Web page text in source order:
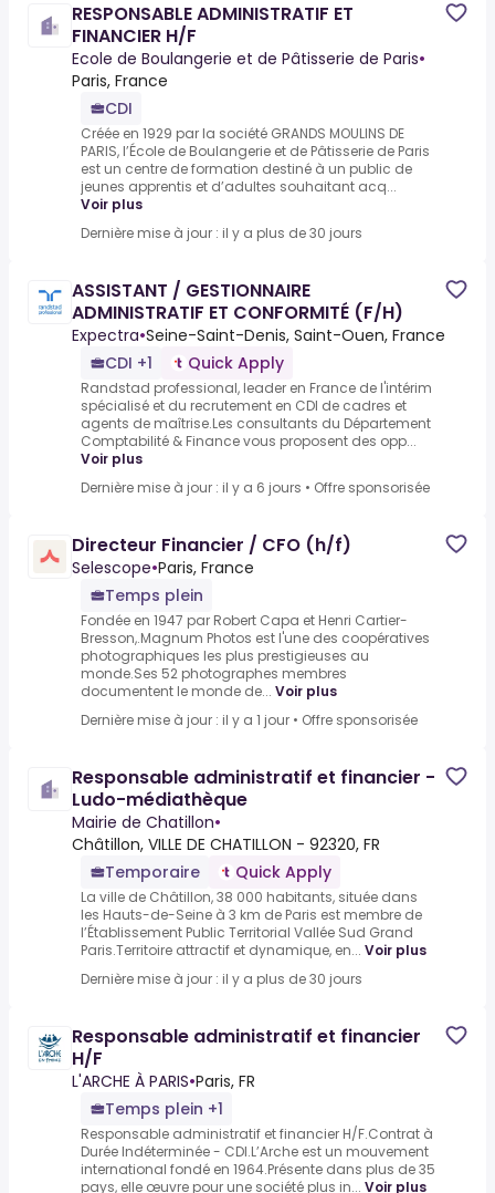
RESPONSABLE ADMINISTRATIF ET
FINANCIER H/F
Ecole de Boulangerie et de Pâtisserie de Paris•
Paris, France
CDI
Créée en 1929 par la société GRANDS MOULINS DE
PARIS, l’École de Boulangerie et de Pâtisserie de Paris
est un centre de formation destiné à un public de
jeunes apprentis et d’adultes souhaitant acq...
Voir plus
Dernière mise à jour : il y a plus de 30 jours
ASSISTANT / GESTIONNAIRE
ADMINISTRATIF ET CONFORMITÉ (F/H)
Expectra•Seine-Saint-Denis, Saint-Ouen, France
CDI +1
Quick Apply
Randstad professional, leader en France de l'intérim
spécialisé et du recrutement en CDI de cadres et
agents de maîtrise.Les consultants du Département
Comptabilité & Finance vous proposent des opp...
Voir plus
Dernière mise à jour : il y a 6 jours • Offre sponsorisée
Directeur Financier / CFO (h/f)
Selescope•Paris, France
Temps plein
Fondée en 1947 par Robert Capa et Henri Cartier-
Bresson,.Magnum Photos est l'une des coopératives
photographiques les plus prestigieuses au
monde.Ses 52 photographes membres
documentent le monde de... Voir plus
Dernière mise à jour : il y a 1 jour • Offre sponsorisée
Responsable administratif et financier -
Ludo-médiathèque
Mairie de Chatillon•
Châtillon, VILLE DE CHATILLON - 92320, FR
Temporaire
Quick Apply
La ville de Châtillon, 38 000 habitants, située dans
les Hauts-de-Seine à 3 km de Paris est membre de
l’Établissement Public Territorial Vallée Sud Grand
Paris.Territoire attractif et dynamique, en... Voir plus
Dernière mise à jour : il y a plus de 30 jours
Responsable administratif et financier
H/F
L'ARCHE À PARIS•Paris, FR
Temps plein +1
Responsable administratif et financier H/F.Contrat à
Durée Indéterminée - CDI.L’Arche est un mouvement
international fondé en 1964.Présente dans plus de 35
pays, elle œuvre pour une société plus in... Voir plus